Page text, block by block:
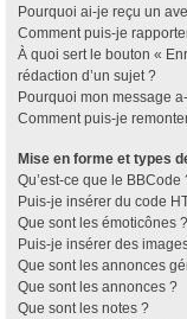
Pourquoi ai-je reçu un
Comment puis-je
À quoi sert le bouton «
rédaction d’un sujet ?
Pourquoi mon message
Comment puis-je
Mise en forme et types
Qu’est-ce que le BBCode
Puis-je insérer du code
Que sont les émoticônes ?
Puis-je insérer des
Que sont les annonces
Que sont les annonces ?
Que sont les notes ?